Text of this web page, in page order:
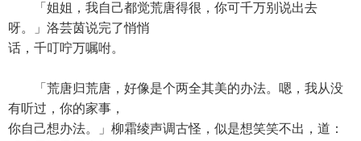
「姐姐，我自己都觉荒唐得很，你可千万别说出去
呀。」洛芸茵说完了悄悄
话，千叮咛万嘱咐。
「荒唐归荒唐，好像是个两全其美的办法。嗯，我从没
有听过，你的家事，
你自己想办法。」柳霜绫声调古怪，似是想笑笑不出，道：